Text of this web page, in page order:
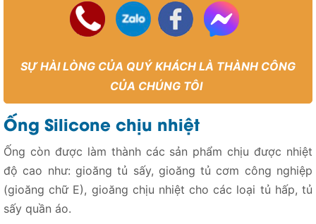
SỰ HÀI LÒNG CỦA QUÝ KHÁCH LÀ THÀNH CÔNG
CỦA CHÚNG TÔI
Ống Silicone chịu nhiệt
Ống còn được làm thành các sản phẩm chịu được nhiệt
độ cao như: gioăng tủ sấy, gioăng tủ cơm công nghiệp
(gioăng chữ E), gioăng chịu nhiệt cho các loại tủ hấp, tủ
sấy quần áo.